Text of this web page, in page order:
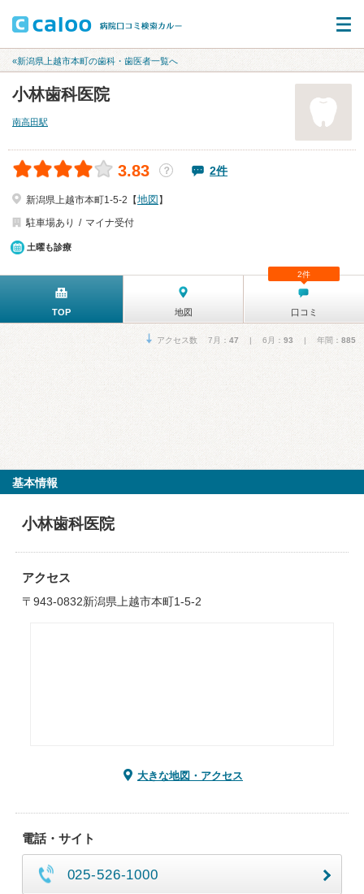
«新潟県上越市本町の歯科・歯医者一覧へ
小林歯科医院
南高田駅
3.83 ？ 2件
新潟県上越市本町1-5-2【地図 】
駐車場あり
マイナ受付
土曜も診療
TOP 地図 口コミ
2件
アクセス数 7月： 47 | 6月： 93 | 年間： 885
基本情報
小林歯科医院
アクセス
〒943-0832新潟県上越市本町1-5-2
大きな地図・アクセス
電話・サイト
025-526-1000